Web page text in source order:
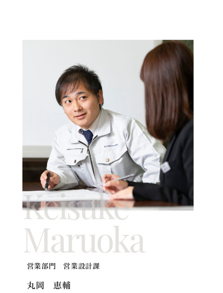
Keisuke
Maruoka
営業部門 営業設計課
丸岡 恵輔